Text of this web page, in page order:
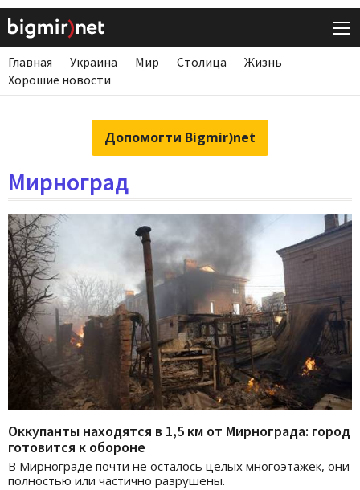
Главная Украина Мир Столица
Жизнь
Хорошие новости
Допомогти Bigmir)net
Мирноград
Оккупанты находятся в 1,5 км от Мирнограда: город
готовится к обороне
В Мирнограде почти не осталось целых многоэтажек, они
полностью или частично разрушены.